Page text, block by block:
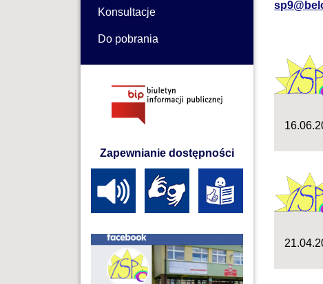
Konsultacje
Do pobrania
Zapewnianie dostępności